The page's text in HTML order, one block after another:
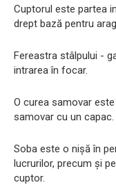
Cuptorul este partea
drept bază pentru
Fereastra stâlpului -
intrarea în focar.
O curea samovar
samovar cu un capac.
Soba este o nișă în
lucrurilor, precum și
cuptor.